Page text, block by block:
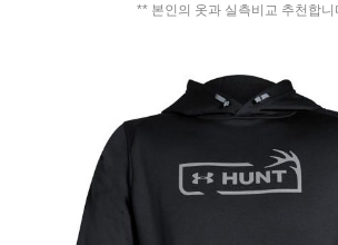
** 본인의 옷과 실측비교 추천합니